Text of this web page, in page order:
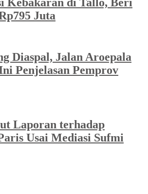
Juta
Diaspal, Jalan Aroepala
Penjelasan Pemprov
Laporan terhadap
Usai Mediasi Sufmi